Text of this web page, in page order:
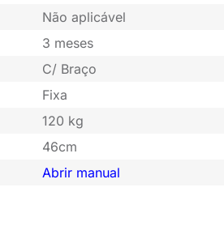
Não aplicável
3 meses
C/ Braço
Fixa
120 kg
46cm
Abrir manual